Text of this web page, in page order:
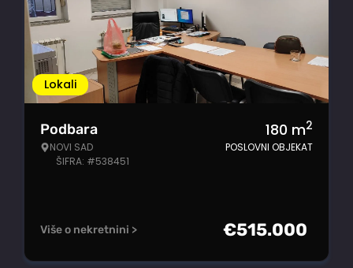
Lokali
Podbara
NOVI SAD
ŠIFRA: #538451
180 m2
POSLOVNI OBJEKAT
Više o nekretnini > €515.000